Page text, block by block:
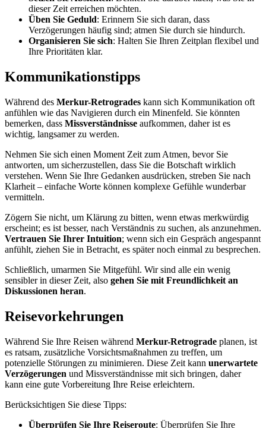
dieser Zeit erreichen möchten.
Üben Sie Geduld: Erinnern Sie sich daran, dass
Verzögerungen häufig sind; atmen Sie durch sie hindurch.
Organisieren Sie sich: Halten Sie Ihren Zeitplan flexibel und
Ihre Prioritäten klar.
Kommunikationstipps
Während des Merkur-Retrogrades kann sich Kommunikation oft
anfühlen wie das Navigieren durch ein Minenfeld. Sie könnten
bemerken, dass Missverständnisse aufkommen, daher ist es
wichtig, langsamer zu werden.
Nehmen Sie sich einen Moment Zeit zum Atmen, bevor Sie
antworten, um sicherzustellen, dass Sie die Botschaft wirklich
verstehen. Wenn Sie Ihre Gedanken ausdrücken, streben Sie nach
Klarheit – einfache Worte können komplexe Gefühle wunderbar
vermitteln.
Zögern Sie nicht, um Klärung zu bitten, wenn etwas merkwürdig
erscheint; es ist besser, nach Verständnis zu suchen, als anzunehmen.
Vertrauen Sie Ihrer Intuition; wenn sich ein Gespräch angespannt
anfühlt, ziehen Sie in Betracht, es später noch einmal zu besprechen.
Schließlich, umarmen Sie Mitgefühl. Wir sind alle ein wenig
sensibler in dieser Zeit, also gehen Sie mit Freundlichkeit an
Diskussionen heran.
Reisevorkehrungen
Während Sie Ihre Reisen während Merkur-Retrograde planen, ist
es ratsam, zusätzliche Vorsichtsmaßnahmen zu treffen, um
potenzielle Störungen zu minimieren. Diese Zeit kann unerwartete
Verzögerungen und Missverständnisse mit sich bringen, daher
kann eine gute Vorbereitung Ihre Reise erleichtern.
Berücksichtigen Sie diese Tipps:
Überprüfen Sie Ihre Reiseroute: Überprüfen Sie Ihre